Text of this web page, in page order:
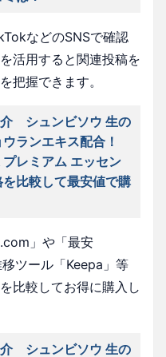
などのSNSで確認
活用すると関連投稿を
把握できます。
介 シュンビソウ 生の
ランエキス配合！
レミアム エッセン
比較して最安値で購
」や「最安
ツール「Keepa」等
比較してお得に購入し
介 シュンビソウ 生の